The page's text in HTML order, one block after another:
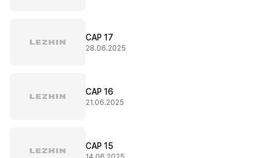
CAP 17
28.06.2025
CAP 16
21.06.2025
CAP 15